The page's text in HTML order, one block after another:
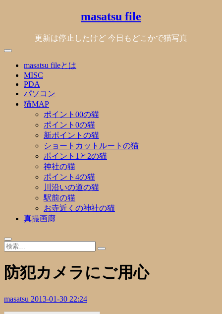
masatsu file
更新は停止したけど 今日もどこかで猫写真
masatsu fileとは
MISC
PDA
パソコン
猫MAP
ポイント00の猫
ポイント0の猫
新ポイントの猫
ショートカットルートの猫
ポイント1と2の猫
神社の猫
ポイント4の猫
川沿いの道の猫
駅前の猫
お寺近くの神社の猫
真撮画廊
防犯カメラにご用心
masatsu 2013-01-30 22:24